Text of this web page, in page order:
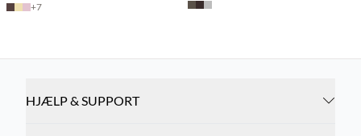
+7
HJÆLP & SUPPORT